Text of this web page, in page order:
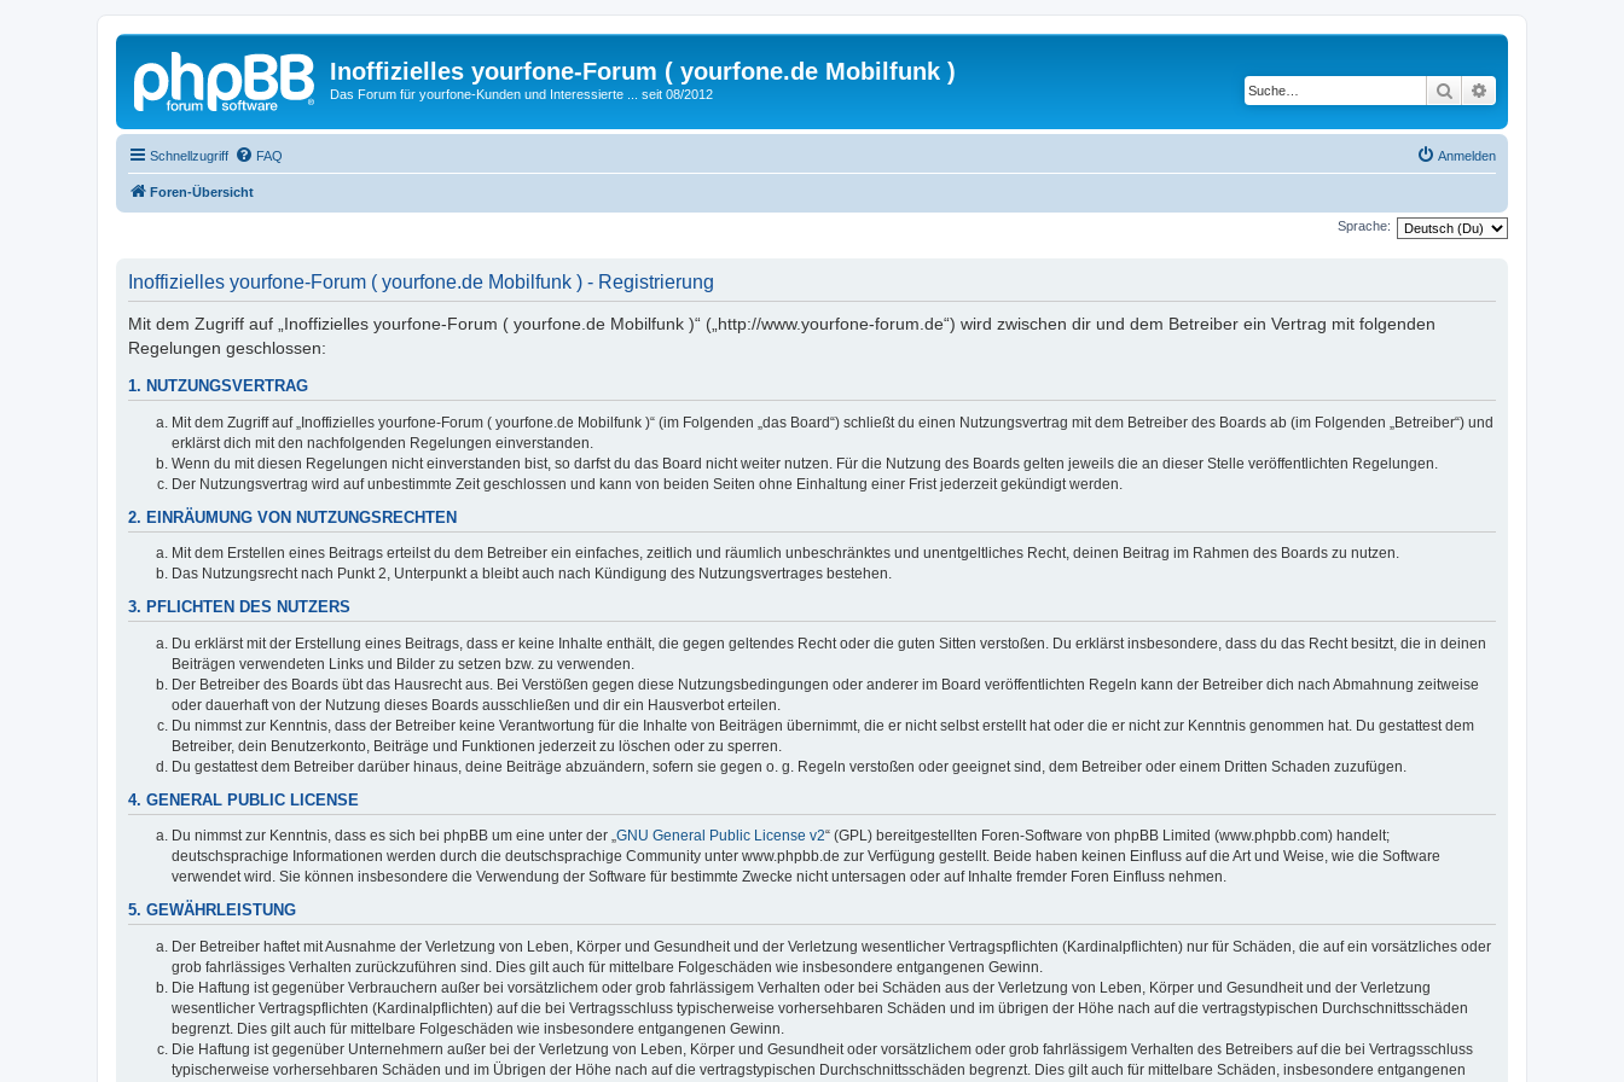
Inoffizielles yourfone-Forum ( yourfone.de Mobilfunk )
Das Forum für yourfone-Kunden und Interessierte ... seit 08/2012 Suche
Schnellzugriff FAQ Anmelden
Foren-Übersicht
Sprache:
Inoffizielles yourfone-Forum ( yourfone.de Mobilfunk ) - Registrierung
Mit dem Zugriff auf „Inoffizielles yourfone-Forum ( yourfone.de Mobilfunk )“ („http://www.yourfone-forum.de“) wird zwischen dir und dem Betreiber ein Vertrag mit folgenden
Regelungen geschlossen:
1. NUTZUNGSVERTRAG
Mit dem Zugriff auf „Inoffizielles yourfone-Forum ( yourfone.de Mobilfunk )“ (im Folgenden „das Board“) schließt du einen Nutzungsvertrag mit dem Betreiber des Boards ab (im Folgenden „Betreiber“) und
erklärst dich mit den nachfolgenden Regelungen einverstanden.
Wenn du mit diesen Regelungen nicht einverstanden bist, so darfst du das Board nicht weiter nutzen. Für die Nutzung des Boards gelten jeweils die an dieser Stelle veröffentlichten Regelungen.
Der Nutzungsvertrag wird auf unbestimmte Zeit geschlossen und kann von beiden Seiten ohne Einhaltung einer Frist jederzeit gekündigt werden.
2. EINRÄUMUNG VON NUTZUNGSRECHTEN
Mit dem Erstellen eines Beitrags erteilst du dem Betreiber ein einfaches, zeitlich und räumlich unbeschränktes und unentgeltliches Recht, deinen Beitrag im Rahmen des Boards zu nutzen.
Das Nutzungsrecht nach Punkt 2, Unterpunkt a bleibt auch nach Kündigung des Nutzungsvertrages bestehen.
3. PFLICHTEN DES NUTZERS
Du erklärst mit der Erstellung eines Beitrags, dass er keine Inhalte enthält, die gegen geltendes Recht oder die guten Sitten verstoßen. Du erklärst insbesondere, dass du das Recht besitzt, die in deinen
Beiträgen verwendeten Links und Bilder zu setzen bzw. zu verwenden.
Der Betreiber des Boards übt das Hausrecht aus. Bei Verstößen gegen diese Nutzungsbedingungen oder anderer im Board veröffentlichten Regeln kann der Betreiber dich nach Abmahnung zeitweise
oder dauerhaft von der Nutzung dieses Boards ausschließen und dir ein Hausverbot erteilen.
Du nimmst zur Kenntnis, dass der Betreiber keine Verantwortung für die Inhalte von Beiträgen übernimmt, die er nicht selbst erstellt hat oder die er nicht zur Kenntnis genommen hat. Du gestattest dem
Betreiber, dein Benutzerkonto, Beiträge und Funktionen jederzeit zu löschen oder zu sperren.
Du gestattest dem Betreiber darüber hinaus, deine Beiträge abzuändern, sofern sie gegen o. g. Regeln verstoßen oder geeignet sind, dem Betreiber oder einem Dritten Schaden zuzufügen.
4. GENERAL PUBLIC LICENSE
Du nimmst zur Kenntnis, dass es sich bei phpBB um eine unter der „GNU General Public License v2“ (GPL) bereitgestellten Foren-Software von phpBB Limited (www.phpbb.com) handelt;
deutschsprachige Informationen werden durch die deutschsprachige Community unter www.phpbb.de zur Verfügung gestellt. Beide haben keinen Einfluss auf die Art und Weise, wie die Software
verwendet wird. Sie können insbesondere die Verwendung der Software für bestimmte Zwecke nicht untersagen oder auf Inhalte fremder Foren Einfluss nehmen.
5. GEWÄHRLEISTUNG
Der Betreiber haftet mit Ausnahme der Verletzung von Leben, Körper und Gesundheit und der Verletzung wesentlicher Vertragspflichten (Kardinalpflichten) nur für Schäden, die auf ein vorsätzliches oder
grob fahrlässiges Verhalten zurückzuführen sind. Dies gilt auch für mittelbare Folgeschäden wie insbesondere entgangenen Gewinn.
Die Haftung ist gegenüber Verbrauchern außer bei vorsätzlichem oder grob fahrlässigem Verhalten oder bei Schäden aus der Verletzung von Leben, Körper und Gesundheit und der Verletzung
wesentlicher Vertragspflichten (Kardinalpflichten) auf die bei Vertragsschluss typischerweise vorhersehbaren Schäden und im übrigen der Höhe nach auf die vertragstypischen Durchschnittsschäden
begrenzt. Dies gilt auch für mittelbare Folgeschäden wie insbesondere entgangenen Gewinn.
Die Haftung ist gegenüber Unternehmern außer bei der Verletzung von Leben, Körper und Gesundheit oder vorsätzlichem oder grob fahrlässigem Verhalten des Betreibers auf die bei Vertragsschluss
typischerweise vorhersehbaren Schäden und im Übrigen der Höhe nach auf die vertragstypischen Durchschnittsschäden begrenzt. Dies gilt auch für mittelbare Schäden, insbesondere entgangenen